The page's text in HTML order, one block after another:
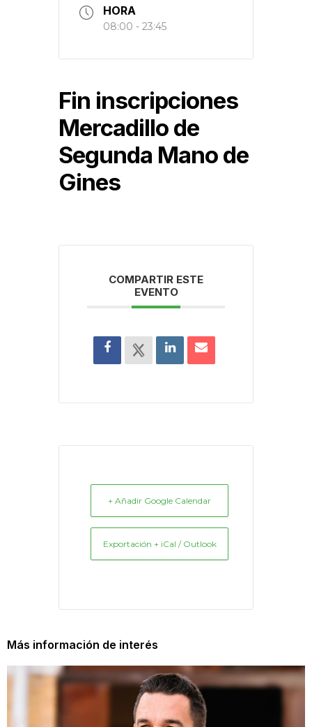
HORA
08:00 - 23:45
Fin inscripciones
Mercadillo de
Segunda Mano de
Gines
COMPARTIR ESTE
EVENTO
+ Añadir Google Calendar
Exportación + iCal / Outlook
Más información de interés